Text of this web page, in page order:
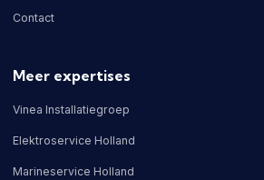
Contact
Meer expertises
Vinea Installatiegroep
Elektroservice Holland
Marineservice Holland